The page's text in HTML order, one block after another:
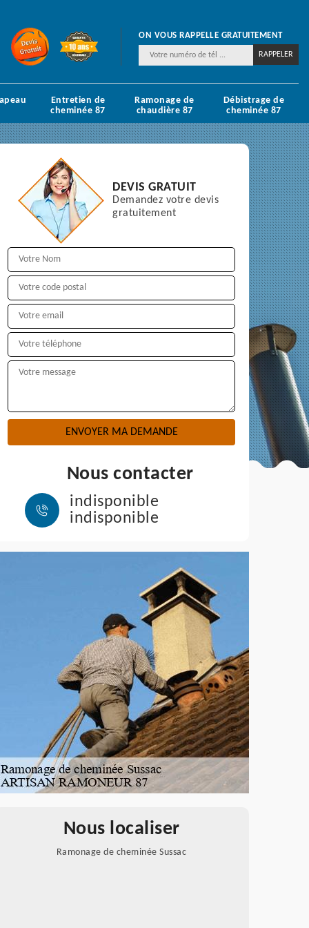
ON VOUS RAPPELLE GRATUITEMENT
Entretien de
cheminée 87
Ramonage de
chaudière 87
Débistrage de
cheminée 87
DEVIS GRATUIT
Demandez votre devis
gratuitement
Nous contacter
indisponible
indisponible
Nous localiser
Ramonage de cheminée Sussac